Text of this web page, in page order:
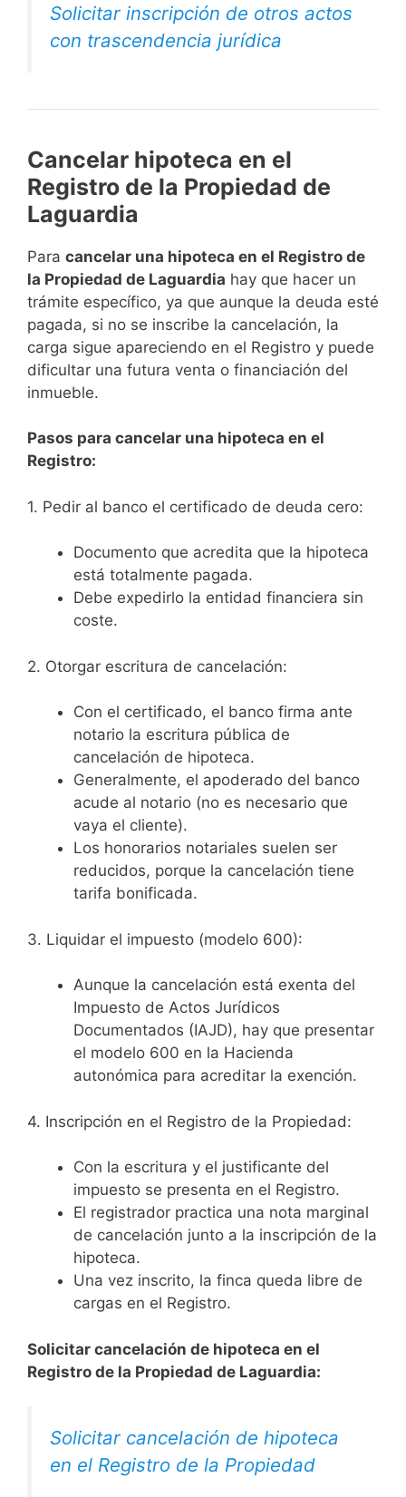
Solicitar inscripción de otros actos
con trascendencia jurídica
Cancelar hipoteca en el
Registro de la Propiedad de
Laguardia
Para cancelar una hipoteca en el Registro de
la Propiedad de Laguardia hay que hacer un
trámite específico, ya que aunque la deuda esté
pagada, si no se inscribe la cancelación, la
carga sigue apareciendo en el Registro y puede
dificultar una futura venta o financiación del
inmueble.
Pasos para cancelar una hipoteca en el
Registro:
1. Pedir al banco el certificado de deuda cero:
Documento que acredita que la hipoteca
está totalmente pagada.
Debe expedirlo la entidad financiera sin
coste.
2. Otorgar escritura de cancelación:
Con el certificado, el banco firma ante
notario la escritura pública de
cancelación de hipoteca.
Generalmente, el apoderado del banco
acude al notario (no es necesario que
vaya el cliente).
Los honorarios notariales suelen ser
reducidos, porque la cancelación tiene
tarifa bonificada.
3. Liquidar el impuesto (modelo 600):
Aunque la cancelación está exenta del
Impuesto de Actos Jurídicos
Documentados (IAJD), hay que presentar
el modelo 600 en la Hacienda
autonómica para acreditar la exención.
4. Inscripción en el Registro de la Propiedad:
Con la escritura y el justificante del
impuesto se presenta en el Registro.
El registrador practica una nota marginal
de cancelación junto a la inscripción de la
hipoteca.
Una vez inscrito, la finca queda libre de
cargas en el Registro.
Solicitar cancelación de hipoteca en el
Registro de la Propiedad de Laguardia:
Solicitar cancelación de hipoteca
en el Registro de la Propiedad